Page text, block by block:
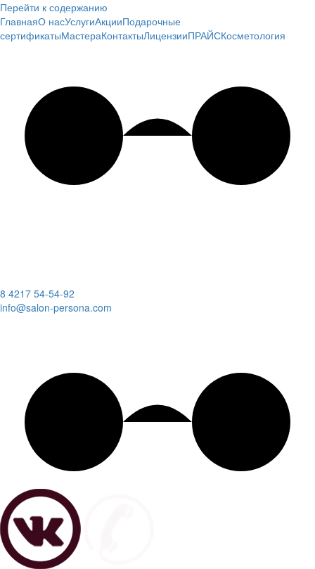
Перейти к содержанию
ГлавнаяО насУслугиАкцииПодарочные
сертификатыМастераКонтактыЛицензииПРАЙСКосметология
8 4217 54-54-92
info@salon-persona.com